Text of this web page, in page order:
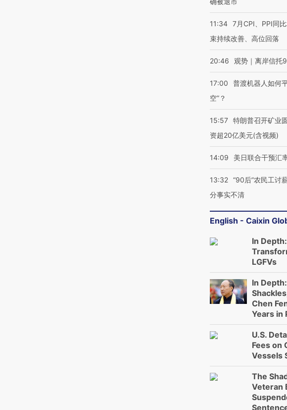
11:34 7月CPI、PPI同
束持续改善、高位回落
20:46 观势｜离岸信托
17:00
普渡机器人如何
空”？
15:57 特朗普召开矿业
资超20亿美元(含视频)
14:09 美日联合干预汇
13:32 “90后”农民工讨
分事实不清
English - Caixin
In
LGFVs
In
Chen
Years in
U.S.
Fees on
Vessels
The
Veteran